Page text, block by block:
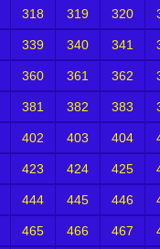
318 319 320
339 340 341
360 361 362
381 382 383
402 403 404
423 424 425
444 445 446
465 466 467